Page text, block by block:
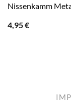
Nissenkamm
4,95€